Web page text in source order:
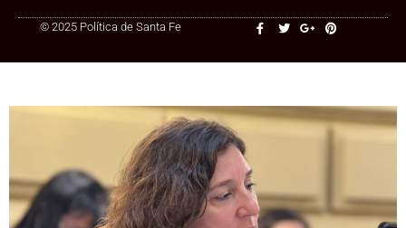
© 2025 Política de Santa Fe